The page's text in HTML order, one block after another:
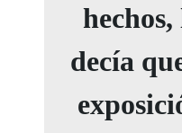
decía